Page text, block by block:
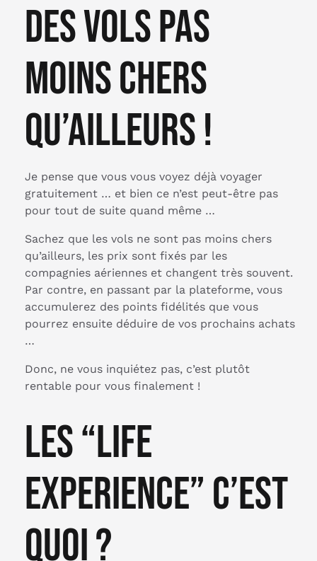
Des vols pas
moins chers
qu’ailleurs !
Je pense que vous vous voyez déjà voyager
gratuitement … et bien ce n’est peut-être pas
pour tout de suite quand même …
Sachez que les vols ne sont pas moins chers
qu’ailleurs, les prix sont fixés par les
compagnies aériennes et changent très souvent.
Par contre, en passant par la plateforme, vous
accumulerez des points fidélités que vous
pourrez ensuite déduire de vos prochains achats
…
Donc, ne vous inquiétez pas, c’est plutôt
rentable pour vous finalement !
Les “Life
Experience” c’est
quoi ?